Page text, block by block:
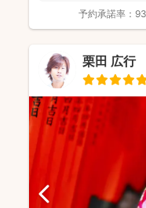
予約承諾率：
栗田 広行